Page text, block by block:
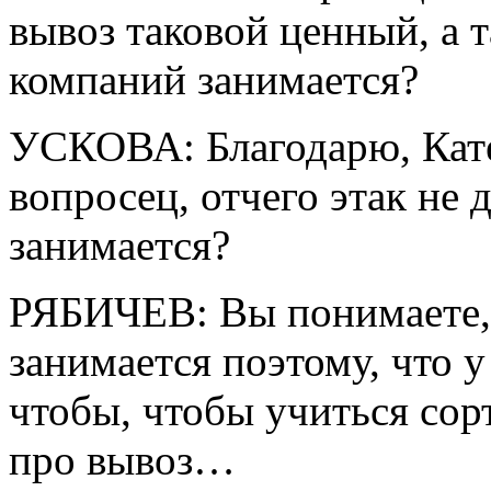
вывоз таковой ценный, а
компаний занимается?
УСКОВА: Благодарю,
вопросец, отчего этак не
занимается?
РЯБИЧЕВ: Вы понимаете,
занимается поэтому, что
чтобы, чтобы учиться
про вывоз…